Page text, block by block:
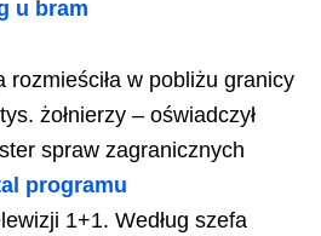
u bram
rozmieściła w pobliżu granicy
żołnierzy – oświadczył
spraw zagranicznych
programu
1+1. Według szefa